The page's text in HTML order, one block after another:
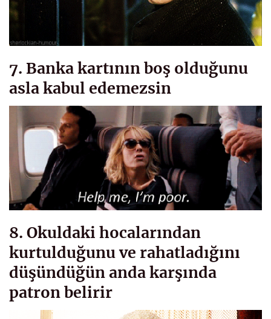
7. Banka kartının boş olduğunu
asla kabul edemezsin
8. Okuldaki hocalarından
kurtulduğunu ve rahatladığını
düşündüğün anda karşında
patron belirir